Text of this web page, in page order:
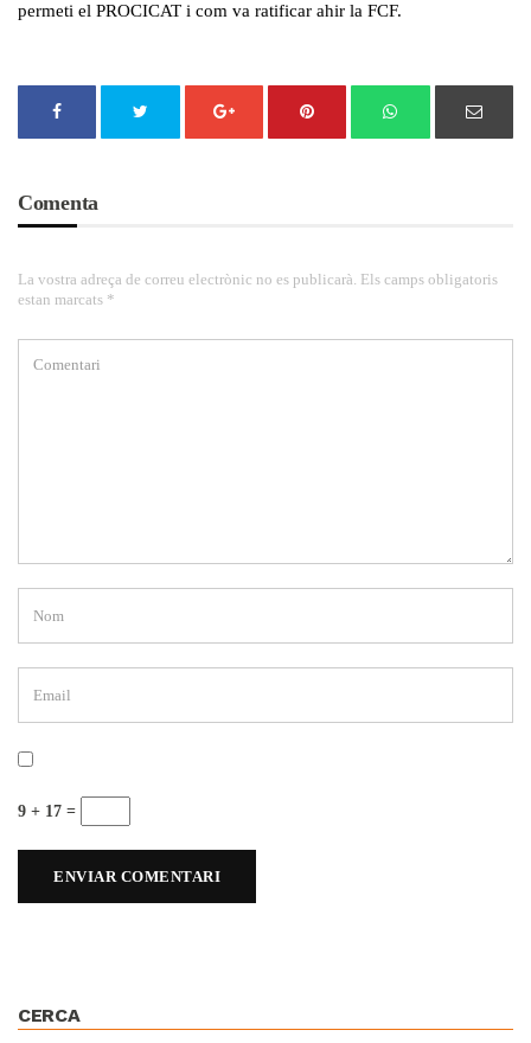
permeti el PROCICAT i com va ratificar ahir la FCF.
Comenta
La vostra adreça de correu electrònic no es publicarà. Els camps obligatoris
estan marcats *
9 + 17 =
CERCA